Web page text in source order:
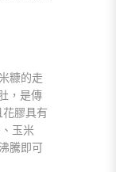
糠的走
，是傳
膠具有
玉米
騰即可